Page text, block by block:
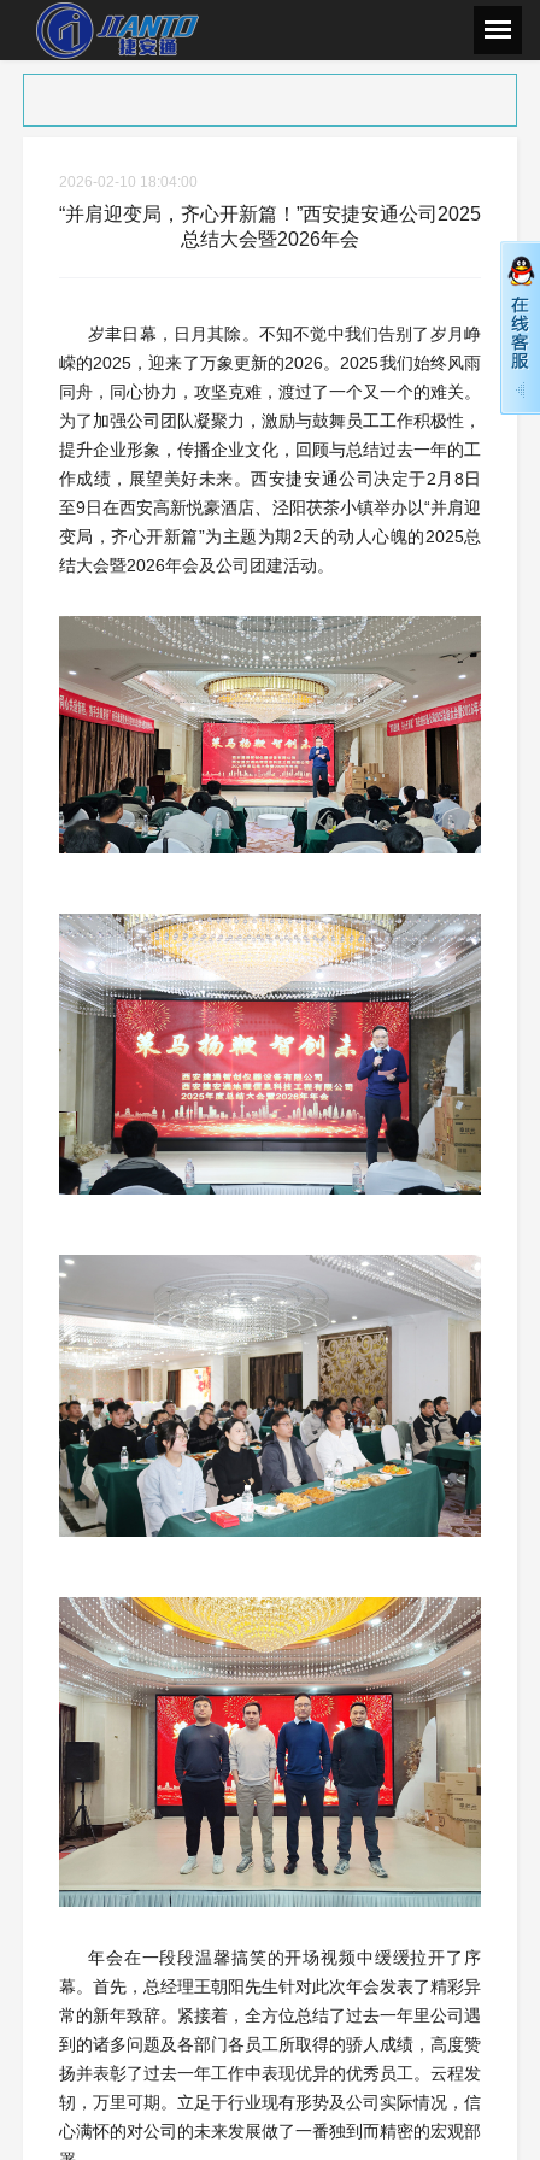
2026-02-10 18:04:00
“并肩迎变局，齐心开新篇！”西安捷安通公司2025
总结大会暨2026年会
岁聿日幕，日月其除。不知不觉中我们告别了岁月峥
嵘的2025，迎来了万象更新的2026。2025我们始终风雨
同舟，同心协力，攻坚克难，渡过了一个又一个的难关。
为了加强公司团队凝聚力，激励与鼓舞员工工作积极性，
提升企业形象，传播企业文化，回顾与总结过去一年的工
作成绩，展望美好未来。西安捷安通公司决定于2月8日
至9日在西安高新悦豪酒店、泾阳茯茶小镇举办以“并肩迎
变局，齐心开新篇”为主题为期2天的动人心魄的2025总
结大会暨2026年会及公司团建活动。
年会在一段段温馨搞笑的开场视频中缓缓拉开了序
幕。首先，总经理王朝阳先生针对此次年会发表了精彩异
常的新年致辞。紧接着，全方位总结了过去一年里公司遇
到的诸多问题及各部门各员工所取得的骄人成绩，高度赞
扬并表彰了过去一年工作中表现优异的优秀员工。云程发
轫，万里可期。立足于行业现有形势及公司实际情况，信
心满怀的对公司的未来发展做了一番独到而精密的宏观部